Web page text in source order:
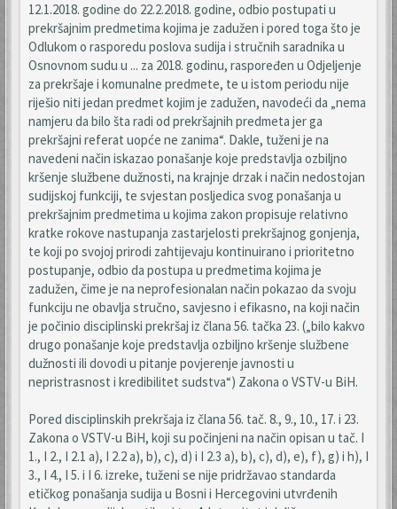
12.1.2018. godine do 22.2.2018. godine, odbio postupati u
prekršajnim predmetima kojima je zadužen i pored toga što je
Odlukom o rasporedu poslova sudija i stručnih saradnika u
Osnovnom sudu u ... za 2018. godinu, raspoređen u Odjeljenje
za prekršaje i komunalne predmete, te u istom periodu nije
riješio niti jedan predmet kojim je zadužen, navodeći da „nema
namjeru da bilo šta radi od prekršajnih predmeta jer ga
prekršajni referat uopće ne zanima“. Dakle, tuženi je na
navedeni način iskazao ponašanje koje predstavlja ozbiljno
kršenje službene dužnosti, na krajnje drzak i način nedostojan
sudijskoj funkciji, te svjestan posljedica svog ponašanja u
prekršajnim predmetima u kojima zakon propisuje relativno
kratke rokove nastupanja zastarjelosti prekršajnog gonjenja,
te koji po svojoj prirodi zahtijevaju kontinuirano i prioritetno
postupanje, odbio da postupa u predmetima kojima je
zadužen, čime je na neprofesionalan način pokazao da svoju
funkciju ne obavlja stručno, savjesno i efikasno, na koji način
je počinio disciplinski prekršaj iz člana 56. tačka 23. („bilo kakvo
drugo ponašanje koje predstavlja ozbiljno kršenje službene
dužnosti ili dovodi u pitanje povjerenje javnosti u
nepristrasnost i kredibilitet sudstva“) Zakona o VSTV-u BiH.
Pored disciplinskih prekršaja iz člana 56. tač. 8., 9., 10., 17. i 23.
Zakona o VSTV-u BiH, koji su počinjeni na način opisan u tač. I
1., I 2., I 2.1 a), I 2.2 a), b), c), d) i I 2.3 a), b), c), d), e), f), g) i h), I
3., I 4., I 5. i I 6. izreke, tuženi se nije pridržavao standarda
etičkog ponašanja sudija u Bosni i Hercegovini utvrđenih